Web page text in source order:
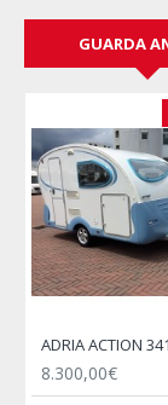
GUARDA
8.300,00€